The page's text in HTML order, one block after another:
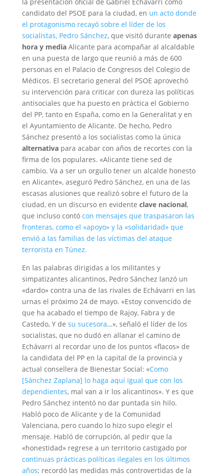
candidato del PSOE para la ciudad, en un acto donde
el protagonismo recayó sobre el líder de los
socialistas, Pedro Sánchez, que visitó durante apenas
hora y media Alicante para acompañar al alcaldable
en una puesta de largo que reunió a más de 600
personas en el Palacio de Congresos del Colegio de
Médicos. El secretario general del PSOE aprovechó
su intervención para criticar con dureza las políticas
antisociales que ha puesto en práctica el Gobierno
del PP, tanto en España, como en la Generalitat y en
el Ayuntamiento de Alicante. De hecho, Pedro
Sánchez presentó a los socialistas como la única
alternativa para acabar con años de recortes con la
firma de los populares. «Alicante tiene sed de
cambio. Va a ser un orgullo tener un alcalde honesto
en Alicante», aseguró Pedro Sánchez, en una de las
escasas alusiones que realizó sobre el futuro de la
ciudad, en un discurso en evidente clave nacional,
que incluso contó con mensajes que traspasaron las
fronteras, como el «apoyo» y la «solidaridad» que
envió a las familias de las víctimas del ataque
terrorista en Túnez.
En las palabras dirigidas a los militantes y
simpatizantes alicantinos, Pedro Sánchez lanzó un
«dardo» contra una de las rivales de Echávarri en las
urnas el próximo 24 de mayo. «Estoy convencido de
que ha acabado el tiempo de Rajoy, Fabra y de
Castedo, Y de su sucesora…», señaló el líder de los
socialistas, que no dudó en allanar el camino de
Echávarri al recordar uno de los puntos «flacos» de
la candidata del PP en la capital de la provincia y
actual consellera de Bienestar Social: «Como
[Sánchez Zaplana] lo haga aquí igual que con los
dependientes, mal van a ir los alicantinos». Y es que
Pedro Sánchez intentó no dar puntada sin hilo.
Habló poco de Alicante y de la Comunidad
Valenciana, pero cuando lo hizo supo elegir el
mensaje. Habló de corrupción, al pedir que la
«honestidad» regrese a un territorio castigado por
continuas prácticas políticas ilegales en los últimos
años; recordó las medidas más controvertidas de la